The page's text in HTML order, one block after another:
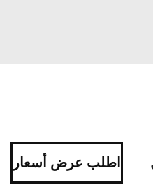
اطلب عرض أسعار